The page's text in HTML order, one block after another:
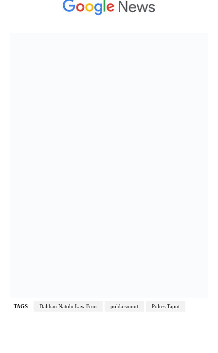
TAGS Dalihan Natolu Law Firm polda sumut Polres Taput